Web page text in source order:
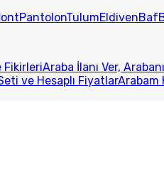
PantolonTulumEldivenBaf
FikirleriAraba İlanı Ver,
ve Hesaplı FiyatlarArabam